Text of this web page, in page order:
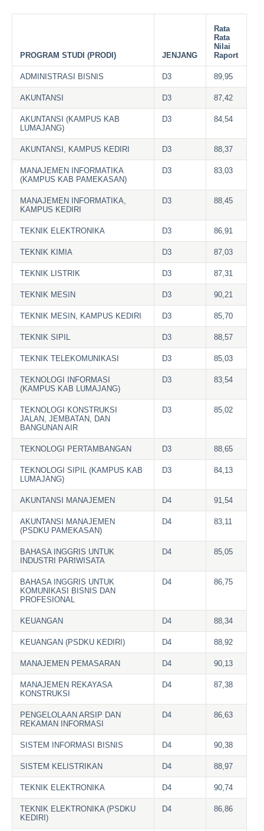
PROGRAM STUDI (PRODI) JENJANG
Rata
Rata
Nilai
Raport
ADMINISTRASI BISNIS D3 89,95
AKUNTANSI D3 87,42
AKUNTANSI (KAMPUS KAB
LUMAJANG)
D3 84,54
AKUNTANSI, KAMPUS KEDIRI D3 88,37
MANAJEMEN INFORMATIKA
(KAMPUS KAB PAMEKASAN)
D3 83,03
MANAJEMEN INFORMATIKA,
KAMPUS KEDIRI
D3 88,45
TEKNIK ELEKTRONIKA D3 86,91
TEKNIK KIMIA D3 87,03
TEKNIK LISTRIK D3 87,31
TEKNIK MESIN D3 90,21
TEKNIK MESIN, KAMPUS KEDIRI D3 85,70
TEKNIK SIPIL D3 88,57
TEKNIK TELEKOMUNIKASI D3 85,03
TEKNOLOGI INFORMASI
(KAMPUS KAB LUMAJANG)
D3 83,54
TEKNOLOGI KONSTRUKSI
JALAN, JEMBATAN, DAN
BANGUNAN AIR
D3 85,02
TEKNOLOGI PERTAMBANGAN D3 88,65
TEKNOLOGI SIPIL (KAMPUS KAB
LUMAJANG)
D3 84,13
AKUNTANSI MANAJEMEN D4 91,54
AKUNTANSI MANAJEMEN
(PSDKU PAMEKASAN)
D4 83,11
BAHASA INGGRIS UNTUK
INDUSTRI PARIWISATA
D4 85,05
BAHASA INGGRIS UNTUK
KOMUNIKASI BISNIS DAN
PROFESIONAL
D4 86,75
KEUANGAN D4 88,34
KEUANGAN (PSDKU KEDIRI) D4 88,92
MANAJEMEN PEMASARAN D4 90,13
MANAJEMEN REKAYASA
KONSTRUKSI
D4 87,38
PENGELOLAAN ARSIP DAN
REKAMAN INFORMASI
D4 86,63
SISTEM INFORMASI BISNIS D4 90,38
SISTEM KELISTRIKAN D4 88,97
TEKNIK ELEKTRONIKA D4 90,74
TEKNIK ELEKTRONIKA (PSDKU
KEDIRI)
D4 86,86